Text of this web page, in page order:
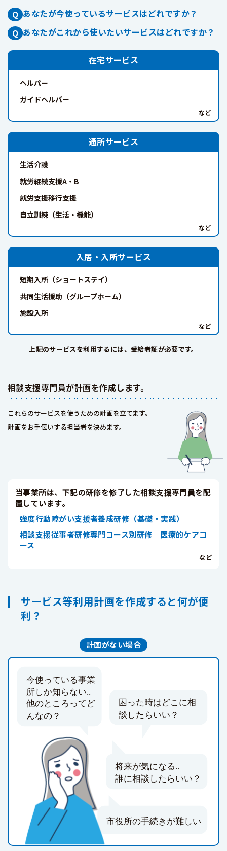
あなたが今使っているサービスはどれですか？
あなたがこれから使いたいサービスはどれですか？
在宅サービス
ヘルパー
ガイドヘルパー
通所サービス
生活介護
就労継続支援A・B
就労支援移行支援
自立訓練（生活・機能）
入居・入所サービス
短期入所（ショートステイ）
共同生活援助（グループホーム）
施設入所
上記のサービスを利用するには、受給者証が必要です。
相談支援専門員が計画を作成します。
これらのサービスを使うための計画を立てます。
計画をお手伝いする担当者を決めます。
当事業所は、下記の研修を修了した相談支援専門員を配
置しています。
強度行動障がい支援者養成研修（基礎・実践）
相談支援従事者研修専門コース別研修 医療的ケアコ
ース
サービス等利用計画を作成すると何が便
利？
計画がない場合